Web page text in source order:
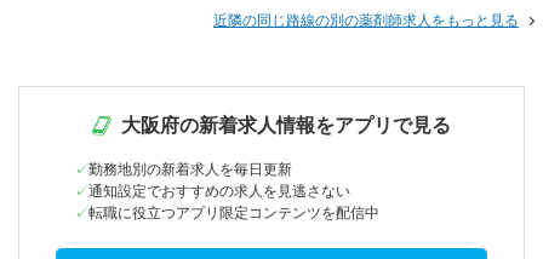
近隣の同じ路線の別の薬剤師求人をもっと見る
大阪府の新着求人情報をアプリで見る
勤務地別の新着求人を毎日更新
通知設定でおすすめの求人を見逃さない
転職に役立つアプリ限定コンテンツを配信中